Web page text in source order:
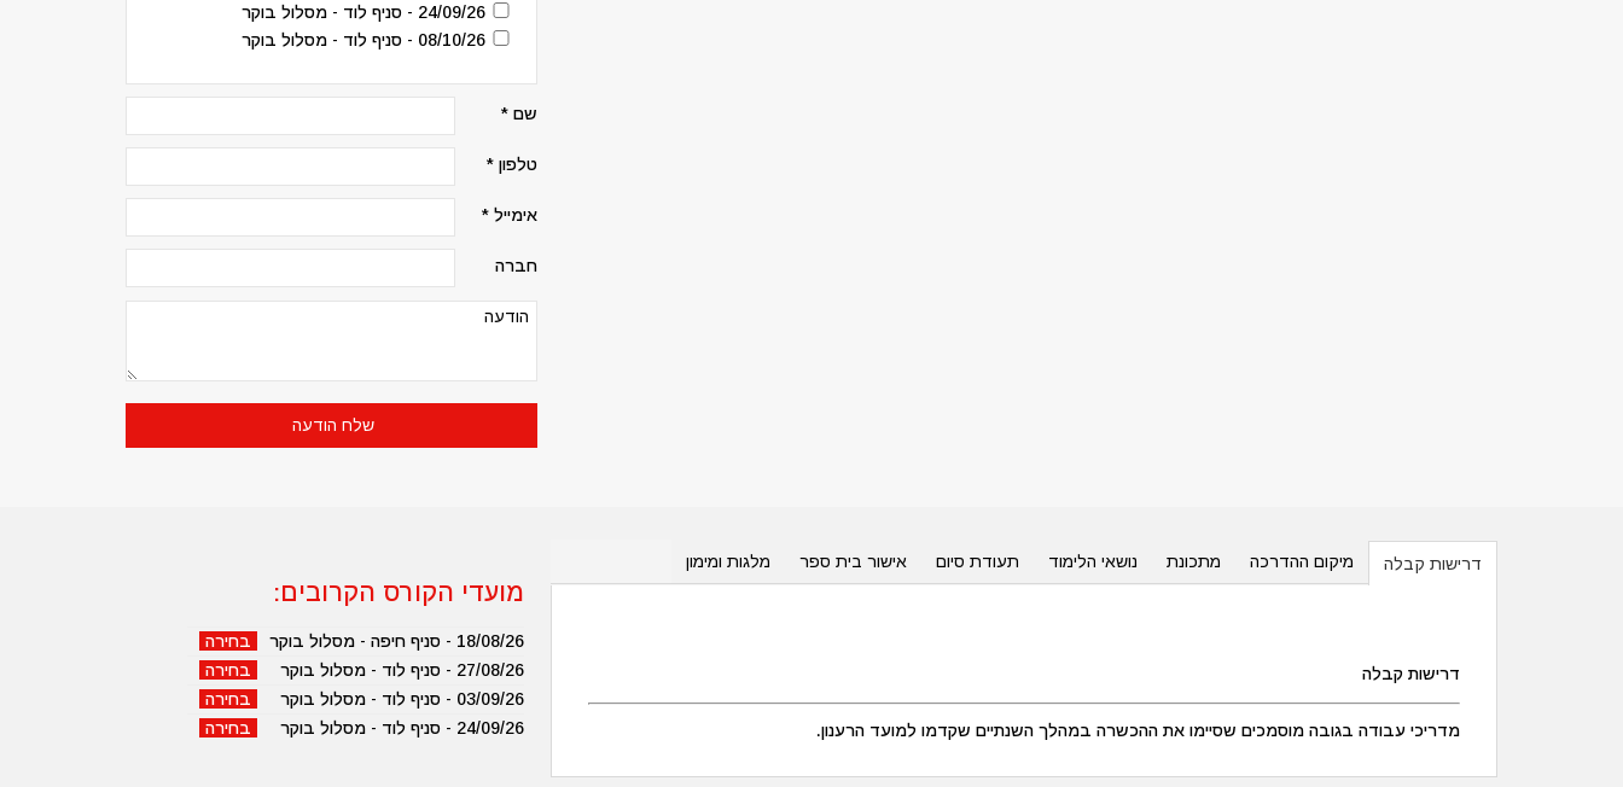
24/09/26 - סניף לוד - מסלול בוקר
08/10/26 - סניף לוד - מסלול בוקר
שם *
טלפון *
אימייל *
חברה
דרישות קבלה מיקום ההדרכה מתכונת נושאי הלימוד תעודת סיום אישור בית ספר מלגות ומימון
דרישות קבלה
מדריכי עבודה בגובה מוסמכים שסיימו את ההכשרה במהלך השנתיים שקדמו למועד הרענון.
מועדי הקורס הקרובים:
18/08/26 - סניף חיפה - מסלול בוקר
בחירה
27/08/26 - סניף לוד - מסלול בוקר
בחירה
03/09/26 - סניף לוד - מסלול בוקר
בחירה
24/09/26 - סניף לוד - מסלול בוקר
בחירה